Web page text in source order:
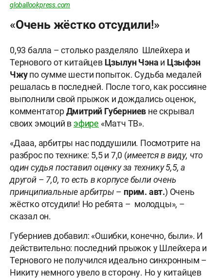
globallookpress.com
«Очень жёстко отсудили!»
0,93 балла – столько разделяло Шлейхера и
Тернового от китайцев ЦзылунЧэна и Цзыфэн
Чжупо сумме шести попыток. Судьба медалей
решалась в последней. После того, как россияне
выполнили свой прыжок и дождались оценок,
комментаторДмитрий Губерниев не скрывал
своих эмоций в эфире «Матч ТВ».
«Дааа, арбитры нас поддушили. Посмотрите на
разброс по технике: 5,5 и 7,0 (имеется в виду, что
один судья поставил оценку за технику 5,5, а
другой – 7,0, то есть в корпусе были очень
принципиальные арбитры – прим. авт.) Очень
жёстко отсудили! Но ребята – молодцы», –
сказал он.
Губерниев добавил: «Ошибки, конечно, были». И
действительно: последний прыжок у Шлейхера и
Тернового не получился идеально синхронным –
Никиту немного увело в сторону. Но у китайцев